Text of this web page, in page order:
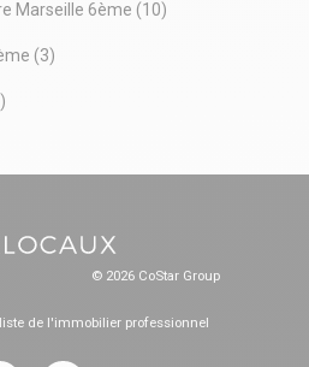
Marseille 6ème (10)
(3)
© 2026 CoStar Group
de l'immobilier professionnel